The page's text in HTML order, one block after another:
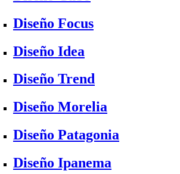
Diseño Focus
Diseño Idea
Diseño Trend
Diseño Morelia
Diseño Patagonia
Diseño Ipanema